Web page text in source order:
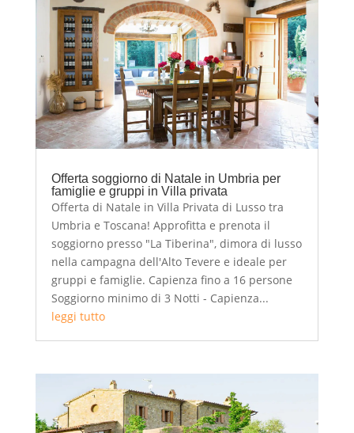
Offerta soggiorno di Natale in Umbria per
famiglie e gruppi in Villa privata
Offerta di Natale in Villa Privata di Lusso tra
Umbria e Toscana! Approfitta e prenota il
soggiorno presso "La Tiberina", dimora di lusso
nella campagna dell'Alto Tevere e ideale per
gruppi e famiglie. Capienza fino a 16 persone
Soggiorno minimo di 3 Notti - Capienza...
leggi tutto